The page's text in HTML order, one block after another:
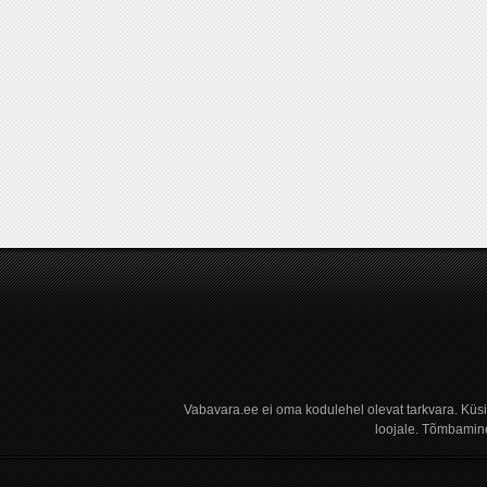
Vabavara.ee ei oma kodulehel olevat tarkvara.
loojale.